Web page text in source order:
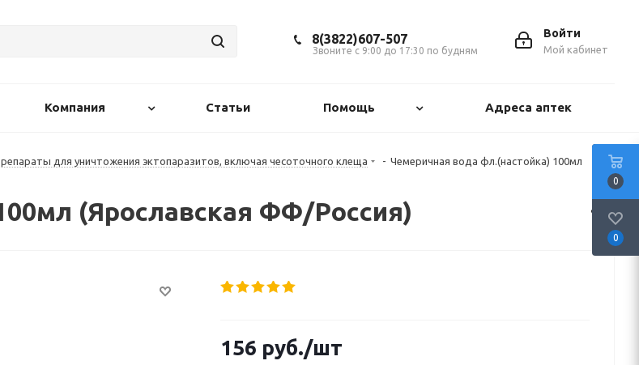
Войти
Мой кабинет
8(3822)607-507
Звоните с 9:00 до 17:30 по будням
Компания Статьи Помощь Адреса аптек
для уничтожения эктопаразитов, включая чесоточного клеща - Чемеричная вода фл.(настойка) 100мл
(Ярославская ФФ/Россия)
156 руб./шт
0
0